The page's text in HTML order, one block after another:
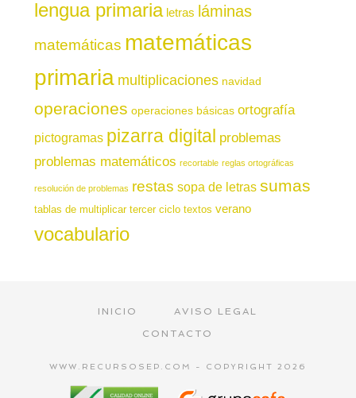
lengua primaria letras láminas
matemáticas matemáticas
primaria multiplicaciones navidad
operaciones operaciones básicas ortografía
pictogramas pizarra digital problemas
problemas matemáticos recortable reglas ortográficas
resolución de problemas restas sopa de letras sumas
tablas de multiplicar tercer ciclo textos verano
vocabulario
INICIO
AVISO LEGAL
CONTACTO
WWW.RECURSOSEP.COM - COPYRIGHT 2026